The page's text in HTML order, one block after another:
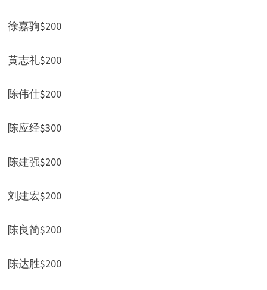
徐嘉驹$200
黄志礼$200
陈伟仕$200
陈应经$300
陈建强$200
刘建宏$200
陈良简$200
陈达胜$200